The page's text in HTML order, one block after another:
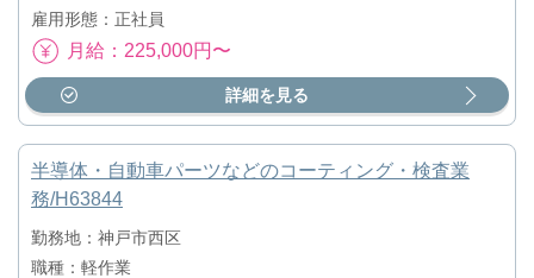
雇用形態：正社員
月給：225,000円〜
詳細を見る
半導体・自動車パーツなどのコーティング・検査業
務/H63844
勤務地：神戸市西区
職種：軽作業